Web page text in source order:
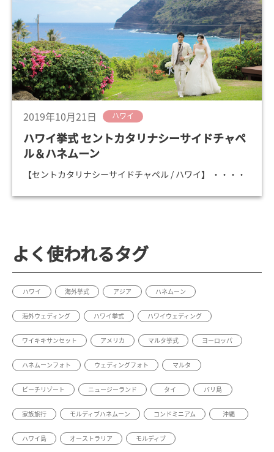
2019年10月21日 ハワイ
ハワイ挙式 セントカタリナシーサイドチャペ
ル＆ハネムーン
【セントカタリナシーサイドチャペル / ハワイ】 ・・・・
よく使われるタグ
ハワイ 海外挙式 アジア ハネムーン
海外ウェディング ハワイ挙式 ハワイウェディング
ワイキキサンセット アメリカ マルタ挙式 ヨーロッパ
ハネムーンフォト ウェディングフォト マルタ
ビーチリゾート ニュージーランド タイ バリ島
家族旅行 モルディブハネムーン コンドミニアム 沖縄
ハワイ島 オーストラリア モルディブ